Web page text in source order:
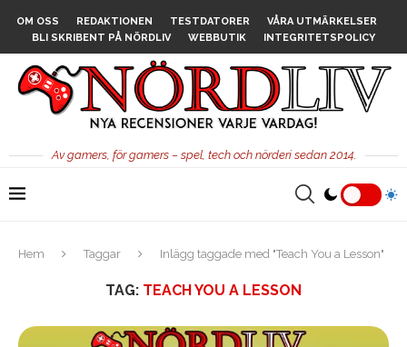
OM OSS REDAKTIONEN TESTDATORER
VÅRA UTMÄRKELSER
BLI SKRIBENT PÅ NÖRDLIV
WEBBUTIK INTEGRITETSPOLICY
Av gamers, för gamers – spel, tech och nörderi sedan 2014.
Hem Taggar Inlägg taggade med "Teach You a Lesson"
TAG: TEACH YOU A LESSON